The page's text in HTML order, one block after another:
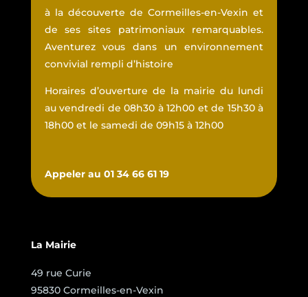
à la découverte de Cormeilles-en-Vexin et
de ses sites patrimoniaux remarquables.
Aventurez vous dans un environnement
convivial rempli d’histoire
Horaires d’ouverture de la mairie du lundi
au vendredi de 08h30 à 12h00 et de 15h30 à
18h00 et le samedi de 09h15 à 12h00
Appeler au 01 34 66 61 19
La Mairie
49 rue Curie
95830 Cormeilles-en-Vexin